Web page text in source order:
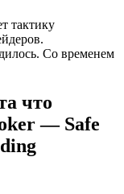
тактику
Со временем
что
— Safe